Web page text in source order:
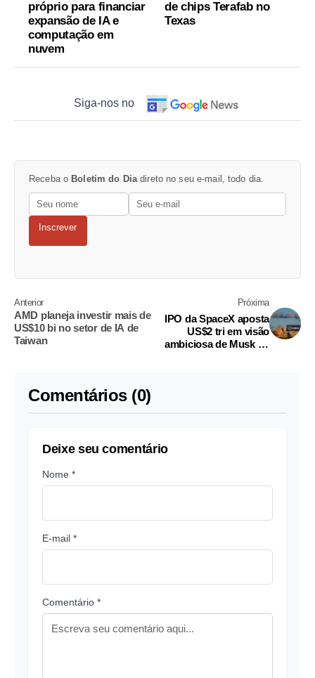
próprio para financiar
expansão de IA e
computação em
nuvem
de chips Terafab no
Texas
Siga-nos no
Receba o Boletim do Diadireto no seu e-mail, todo dia.
Inscrever
Anterior
AMD planeja investir mais de
US$10 bi no setor de IA de
Taiwan
Próxima
IPO da SpaceX aposta
US$2 tri em visão
ambiciosa de Musk de
Comentários (0)
Deixe seu comentário
Nome *
E-mail *
Comentário *